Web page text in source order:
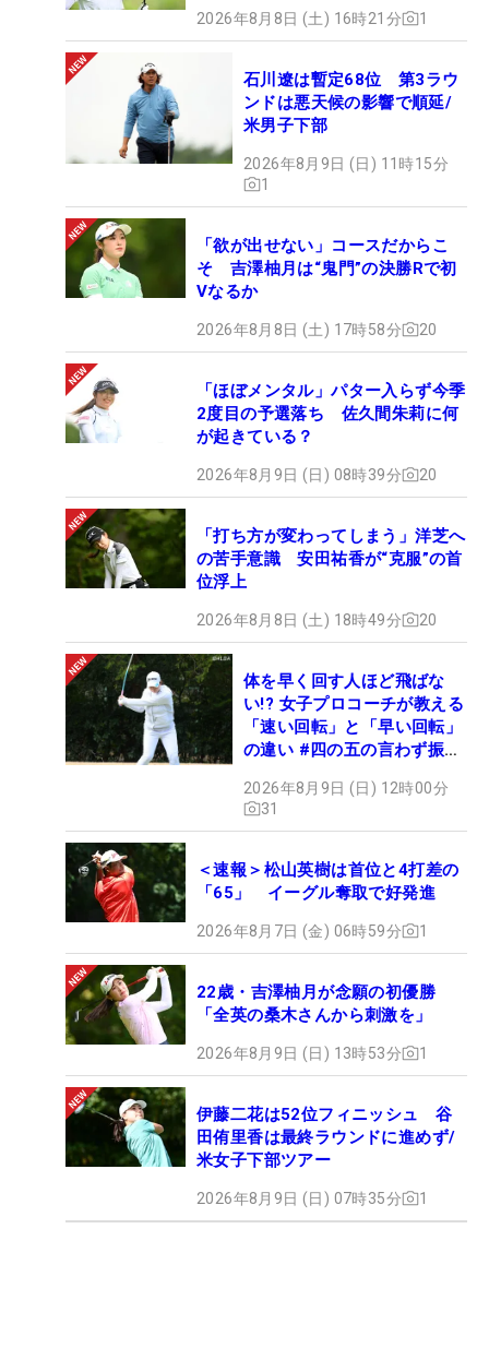
2026年8月8日 (土) 16時21分 1
石川遼は暫定68位 第3ラウ
ンドは悪天候の影響で順延/
米男子下部
2026年8月9日 (日) 11時15分
1
「欲が出せない」コースだからこ
そ 吉澤柚月は“鬼門”の決勝Rで初
Vなるか
2026年8月8日 (土) 17時58分 20
「ほぼメンタル」パター入らず今季
2度目の予選落ち 佐久間朱莉に何
が起きている？
2026年8月9日 (日) 08時39分 20
「打ち方が変わってしまう」洋芝へ
の苦手意識 安田祐香が“克服”の首
位浮上
2026年8月8日 (土) 18時49分 20
体を早く回す人ほど飛ばな
い!? 女子プロコーチが教える
「速い回転」と「早い回転」
の違い #四の五の言わず振り
2026年8月9日 (日) 12時00分
31
＜速報＞松山英樹は首位と4打差の
「65」 イーグル奪取で好発進
2026年8月7日 (金) 06時59分 1
22歳・吉澤柚月が念願の初優勝
「全英の桑木さんから刺激を」
2026年8月9日 (日) 13時53分 1
伊藤二花は52位フィニッシュ 谷
田侑里香は最終ラウンドに進めず/
米女子下部ツアー
2026年8月9日 (日) 07時35分 1